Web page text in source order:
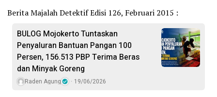
Berita Majalah Detektif Edisi 126, Februari 2015 :
BULOG Mojokerto Tuntaskan
Penyaluran Bantuan Pangan 100
Persen, 156.513 PBP Terima Beras
dan Minyak Goreng
Raden Agung 19/06/2026